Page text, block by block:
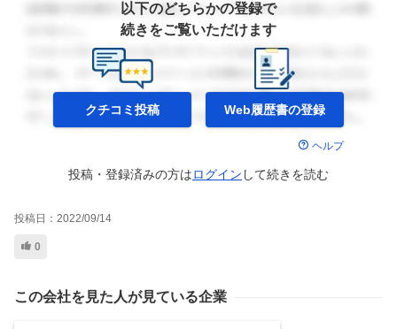
以下のどちらかの登録で
続きをご覧いただけます
クチコミ投稿 Web履歴書の登録
ヘルプ
投稿・登録済みの方はログイン して続きを読む
投稿日： 2022/09/14
0
この会社を見た人が見ている企業